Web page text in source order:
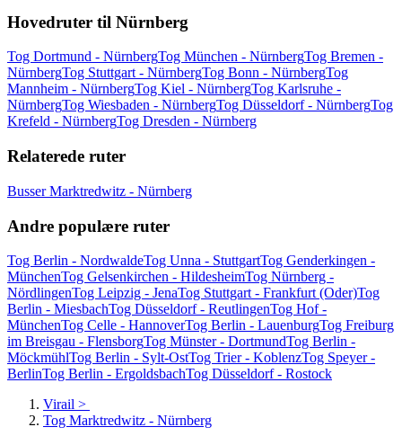
Hovedruter til Nürnberg
Tog Dortmund - NürnbergTog München - NürnbergTog Bremen -
NürnbergTog Stuttgart - NürnbergTog Bonn - NürnbergTog
Mannheim - NürnbergTog Kiel - NürnbergTog Karlsruhe -
NürnbergTog Wiesbaden - NürnbergTog Düsseldorf - NürnbergTog
Krefeld - NürnbergTog Dresden - Nürnberg
Relaterede ruter
Busser Marktredwitz - Nürnberg
Andre populære ruter
Tog Berlin - NordwaldeTog Unna - StuttgartTog Genderkingen -
MünchenTog Gelsenkirchen - HildesheimTog Nürnberg -
NördlingenTog Leipzig - JenaTog Stuttgart - Frankfurt (Oder)Tog
Berlin - MiesbachTog Düsseldorf - ReutlingenTog Hof -
MünchenTog Celle - HannoverTog Berlin - LauenburgTog Freiburg
im Breisgau - FlensborgTog Münster - DortmundTog Berlin -
MöckmühlTog Berlin - Sylt-OstTog Trier - KoblenzTog Speyer -
BerlinTog Berlin - ErgoldsbachTog Düsseldorf - Rostock
Virail >
Tog Marktredwitz - Nürnberg